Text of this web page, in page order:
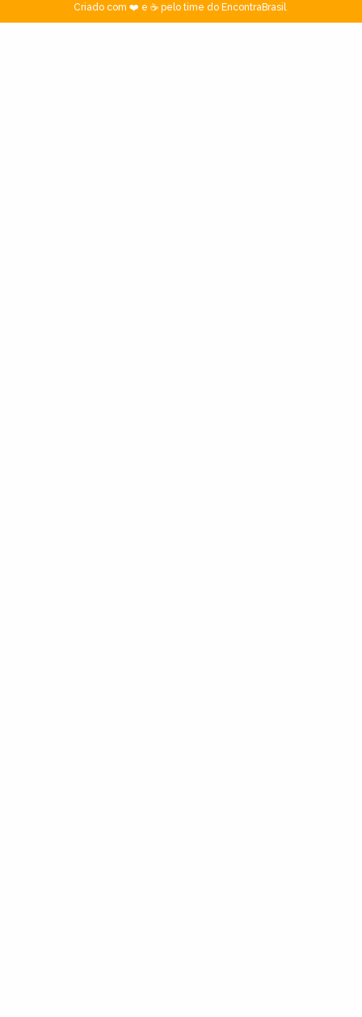
Criado com ❤️ e ☕ pelo time do EncontraBrasil